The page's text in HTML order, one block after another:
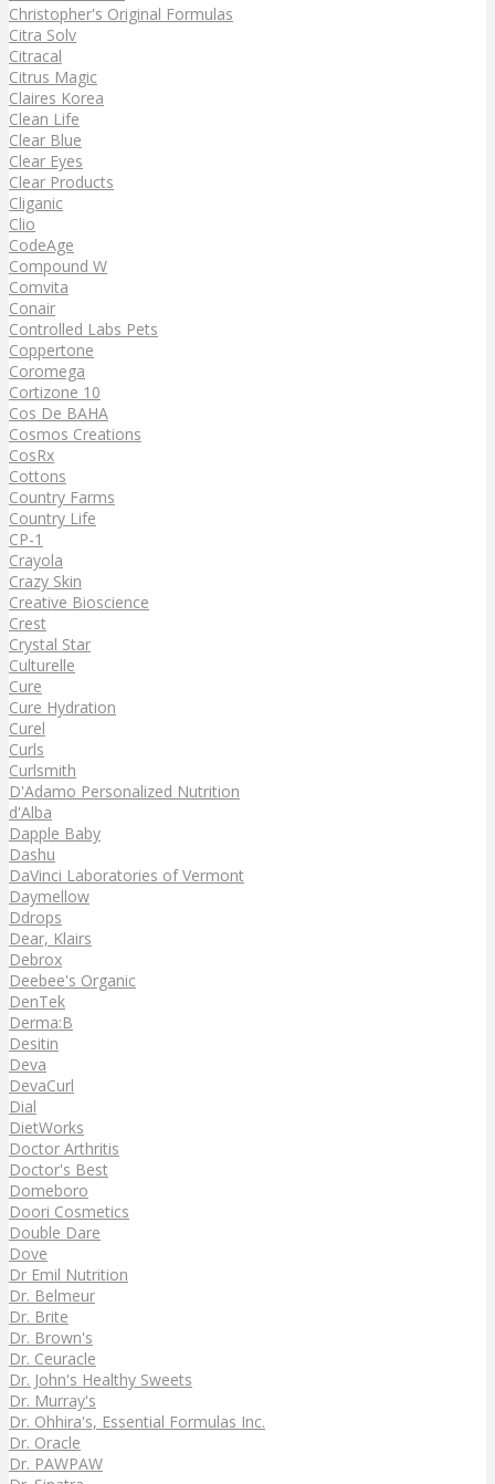
Christopher's Original Formulas
Citra Solv
Citracal
Citrus Magic
Claires Korea
Clean Life
Clear Blue
Clear Eyes
Clear Products
Cliganic
Clio
CodeAge
Compound W
Comvita
Conair
Controlled Labs Pets
Coppertone
Coromega
Cortizone 10
Cos De BAHA
Cosmos Creations
CosRx
Cottons
Country Farms
Country Life
CP-1
Crayola
Crazy Skin
Creative Bioscience
Crest
Crystal Star
Culturelle
Cure
Cure Hydration
Curel
Curls
Curlsmith
D'Adamo Personalized Nutrition
d'Alba
Dapple Baby
Dashu
DaVinci Laboratories of Vermont
Daymellow
Ddrops
Dear, Klairs
Debrox
Deebee's Organic
DenTek
Derma:B
Desitin
Deva
DevaCurl
Dial
DietWorks
Doctor Arthritis
Doctor's Best
Domeboro
Doori Cosmetics
Double Dare
Dove
Dr Emil Nutrition
Dr. Belmeur
Dr. Brite
Dr. Brown's
Dr. Ceuracle
Dr. John's Healthy Sweets
Dr. Murray's
Dr. Ohhira's, Essential Formulas Inc.
Dr. Oracle
Dr. PAWPAW